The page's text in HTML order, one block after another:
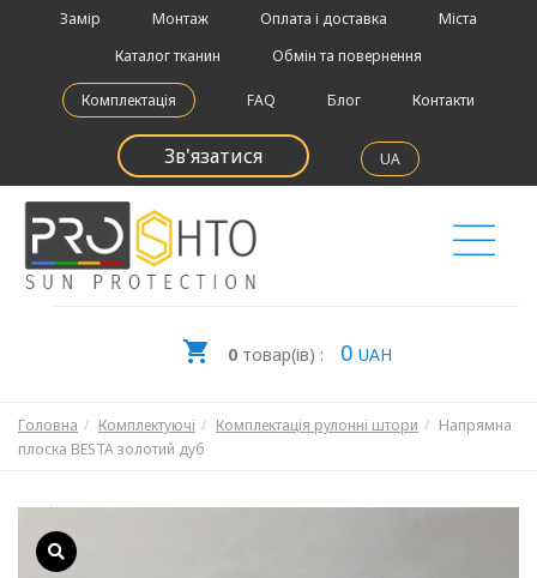
Замір Монтаж Оплата і доставка
Міста
Каталог тканин
Обмін та повернення
Комплектація FAQ Блог Контакти
Зв'язатися UA
0товар(ів) : 0 UAH
Головна Комплектуючі Комплектація рулонні штори
Напрямна
плоска BESTA золотий дуб